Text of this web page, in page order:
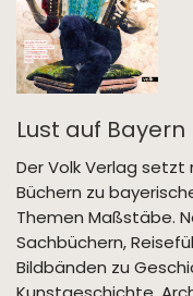
Lust auf Bayern
Der Volk Verlag setzt
Büchern zu
Themen Maßstäbe.
Sachbüchern,
Bildbänden zu